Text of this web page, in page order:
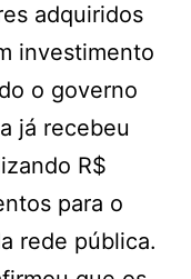
adquiridos
investimento
o governo
já recebeu
R$
para o
rede pública.